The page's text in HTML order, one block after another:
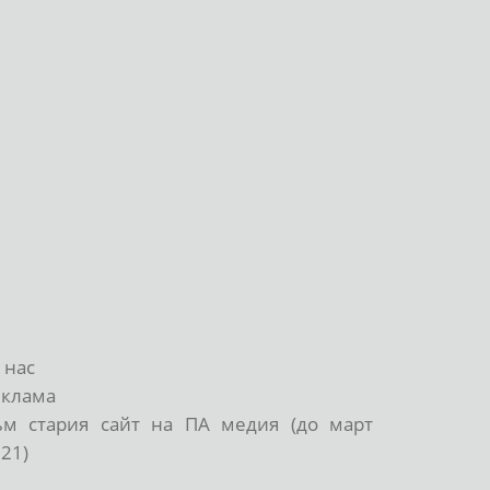
нас
стария сайт на ПА медия (до март